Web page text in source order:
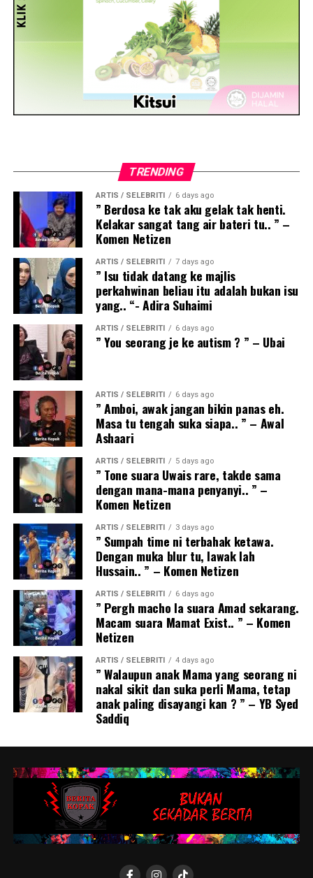
TRENDING
ARTIS / SELEBRITI 6 days ago
” Berdosa ke tak aku gelak tak henti.
Kelakar sangat tang air bateri tu.. ” –
Komen Netizen
ARTIS / SELEBRITI 7 days ago
” Isu tidak datang ke majlis
perkahwinan beliau itu adalah bukan isu
yang.. “- Adira Suhaimi
ARTIS / SELEBRITI 6 days ago
” You seorang je ke autism ? ” – Ubai
ARTIS / SELEBRITI 6 days ago
” Amboi, awak jangan bikin panas eh.
Masa tu tengah suka siapa.. ” – Awal
Ashaari
ARTIS / SELEBRITI 5 days ago
” Tone suara Uwais rare, takde sama
dengan mana-mana penyanyi.. ” –
Komen Netizen
ARTIS / SELEBRITI 3 days ago
” Sumpah time ni terbahak ketawa.
Dengan muka blur tu, lawak lah
Hussain.. ” – Komen Netizen
ARTIS / SELEBRITI 6 days ago
” Pergh macho la suara Amad sekarang.
Macam suara Mamat Exist.. ” – Komen
Netizen
ARTIS / SELEBRITI 4 days ago
” Walaupun anak Mama yang seorang ni
nakal sikit dan suka perli Mama, tetap
anak paling disayangi kan ? ” – YB Syed
Saddiq